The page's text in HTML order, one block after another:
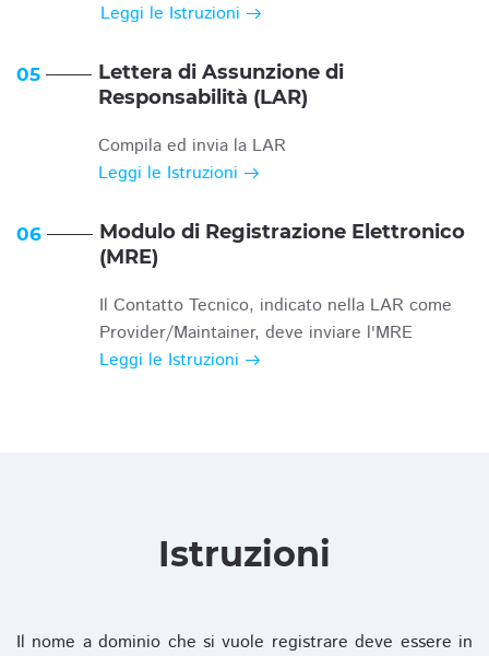
Leggi le Istruzioni
05
Lettera di Assunzione di
Responsabilità (LAR)
Compila ed invia la LAR
Leggi le Istruzioni
06
Modulo di Registrazione Elettronico
(MRE)
Il Contatto Tecnico, indicato nella LAR come
Provider/Maintainer, deve inviare l'MRE
Leggi le Istruzioni
Istruzioni
Il nome a dominio che si vuole registrare deve essere in